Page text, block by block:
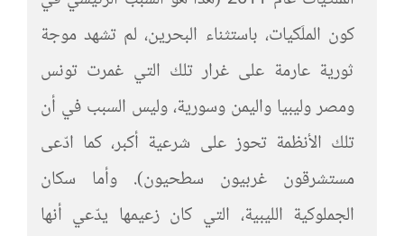
كون الملَكيات، باستثناء البحرين، لم تشهد موجة
ثورية عارمة على غرار تلك التي غمرت تونس
ومصر وليبيا واليمن وسورية، وليس السبب في أن
تلك الأنظمة تحوز على شرعية أكبر، كما ادّعى
مستشرقون غربيون سطحيون). وأما سكان
الجملوكية الليبية، التي كان زعيمها يدّعي أنها